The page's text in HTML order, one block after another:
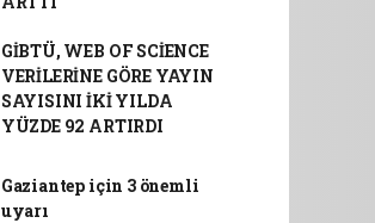
GİBTÜ, WEB OF SCİENCE
VERİLERİNE GÖRE YAYIN
SAYISINI İKİ YILDA
YÜZDE 92 ARTIRDI
Gaziantep için 3 önemli
uyarı